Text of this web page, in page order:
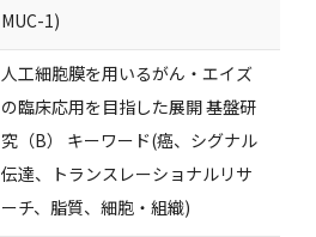
MUC-1)
人工細胞膜を用いるがん・エイズ
の臨床応用を目指した展開 基盤研
究（B） キーワード(癌、シグナル
伝達、トランスレーショナルリサ
ーチ、脂質、細胞・組織)